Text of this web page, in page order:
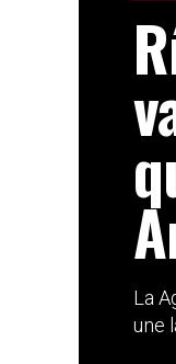
La
une